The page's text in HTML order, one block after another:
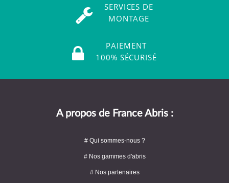
SERVICES DE
MONTAGE
PAIEMENT
100% SÉCURISÉ
A propos de France Abris :
# Qui sommes-nous ?
# Nos gammes d'abris
# Nos partenaires